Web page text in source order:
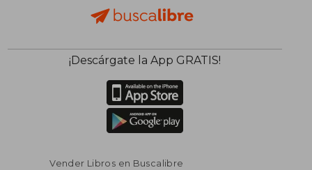
¡Descárgate la App GRATIS!
Vender Libros en Buscalibre